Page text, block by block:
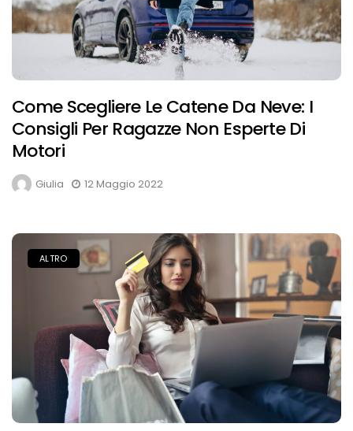
Come Scegliere Le Catene Da Neve: I
Consigli Per Ragazze Non Esperte Di
Motori
Giulia 12 Maggio 2022
ALTRO